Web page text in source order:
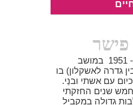
פישר
נולדתי ב - 1951 במושב
גדרה לאשקלון) בו
עם אשתי ובנַי.
שנים החזקתי
גדולה במקביל